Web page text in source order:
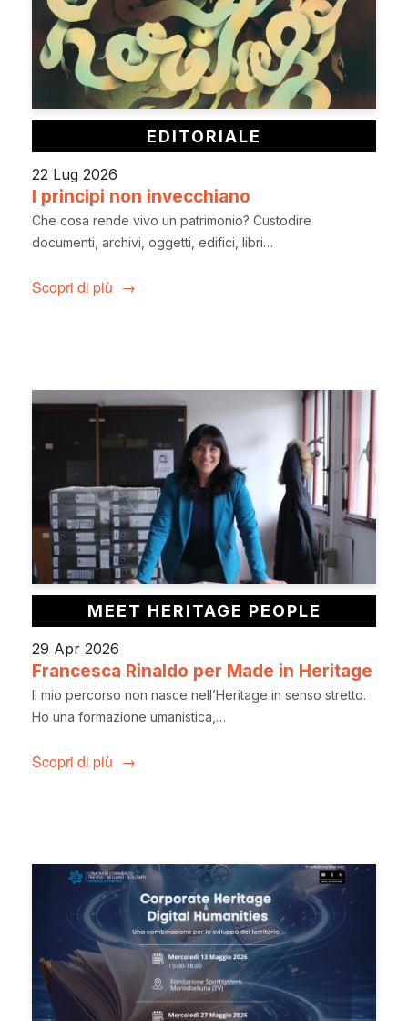
EDITORIALE
22 Lug 2026
I principi non invecchiano
Che cosa rende vivo un patrimonio? Custodire
documenti, archivi, oggetti, edifici, libri…
Scopri di più
MEET HERITAGE PEOPLE
29 Apr 2026
Francesca Rinaldo per Made in Heritage
Il mio percorso non nasce nell’Heritage in senso stretto.
Ho una formazione umanistica,…
Scopri di più